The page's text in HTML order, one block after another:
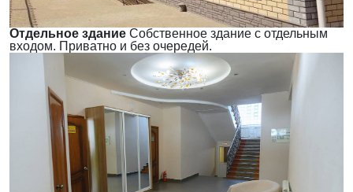
Отдельное здание Собственное здание с отдельным
входом. Приватно и без очередей.